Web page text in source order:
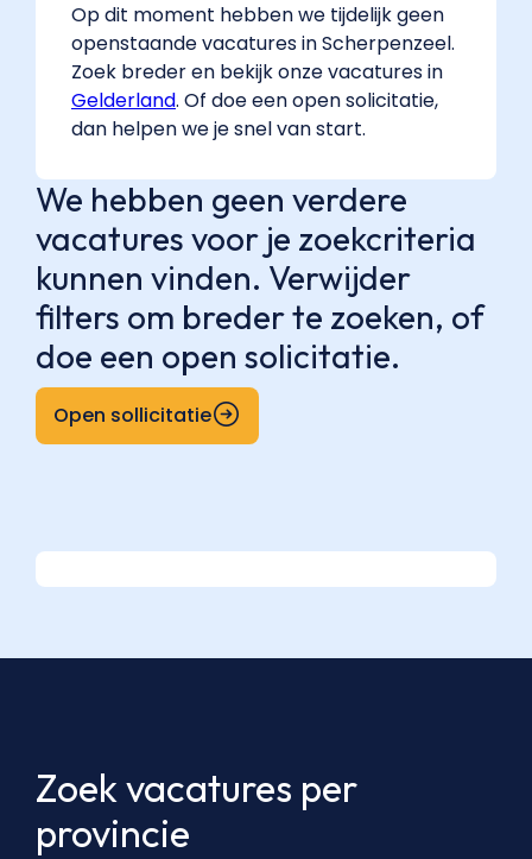
Op dit moment hebben we tijdelijk geen
openstaande vacatures in Scherpenzeel.
Zoek breder en bekijk onze vacatures in
Gelderland. Of doe een open solicitatie,
dan helpen we je snel van start.
We hebben geen verdere
vacatures voor je zoekcriteria
kunnen vinden. Verwijder
filters om breder te zoeken, of
doe een open solicitatie.
Open sollicitatie
Zoek vacatures per
provincie